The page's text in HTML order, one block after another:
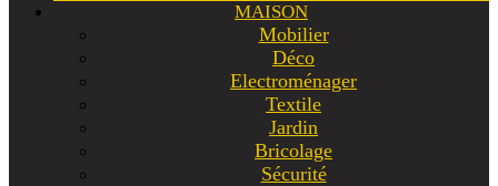
MAISON
Mobilier
Déco
Electroménager
Textile
Jardin
Bricolage
Sécurité